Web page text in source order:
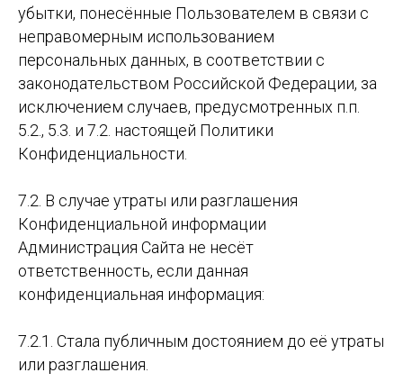
убытки, понесённые Пользователем в связи с
неправомерным использованием
персональных данных, в соответствии с
законодательством Российской Федерации, за
исключением случаев, предусмотренных п.п.
5.2., 5.3. и 7.2. настоящей Политики
Конфиденциальности.
7.2. В случае утраты или разглашения
Конфиденциальной информации
Администрация Сайта не несёт
ответственность, если данная
конфиденциальная информация:
7.2.1. Стала публичным достоянием до её утраты
или разглашения.